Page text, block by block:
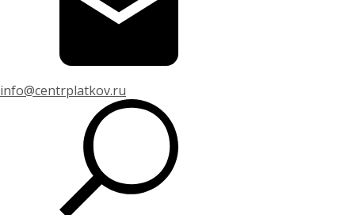
info@centrplatkov.ru